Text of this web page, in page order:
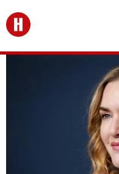
Перейти на главную